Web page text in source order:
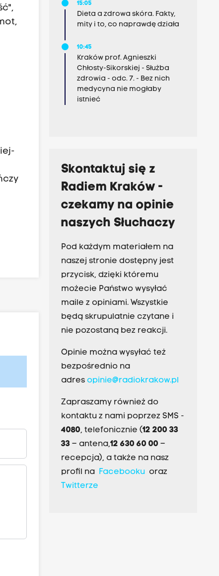
15:05
Dieta a zdrowa skóra. Fakty,
mity i to, co naprawdę działa
10:45
Kraków prof. Agnieszki
Chłosty-Sikorskiej - Służba
zdrowia - odc. 7. - Bez nich
medycyna nie mogłaby
istnieć
Skontaktuj się z
Radiem Kraków -
czekamy na opinie
naszych Słuchaczy
Pod każdym materiałem na
naszej stronie dostępny jest
przycisk, dzięki któremu
możecie Państwo wysyłać
maile z opiniami. Wszystkie
będą skrupulatnie czytane i
nie pozostaną bez reakcji.
Opinie można wysyłać też
bezpośrednio na
adres opinie@radiokrakow.pl
Zapraszamy również do
kontaktu z nami poprzez SMS -
4080, telefonicznie (12 200 33
33– antena,12 630 60 00 –
recepcja), a także na nasz
profil na Facebookuoraz
Twitterze